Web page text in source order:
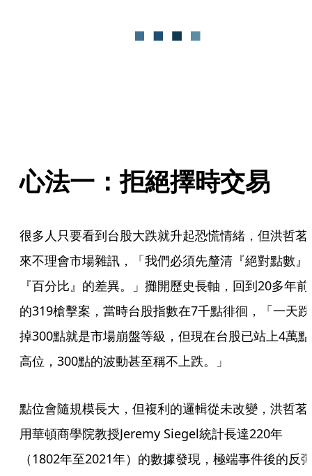
心法一：拒絕擇時交易
很多人只要看到台股大跌就升起恐慌情緒，但洪哲茗
來不理會市場雜訊，「我們必須先釐清『絕對點數』
『百分比』的差異。」攤開歷史長軸，回到20多年前
的319槍擊案，當時台股指數在7千點徘徊，「一天跌
掉300點就是市場崩盤等級，但現在台股已站上4萬點
高位，300點的波動甚至稱不上跌。」
點位會隨規模長大，但複利的邏輯從未改變，洪哲茗
用華頓商學院教授Jeremy Siegel統計長達220年
（1802年至2021年）的數據發現，極端事件後的反